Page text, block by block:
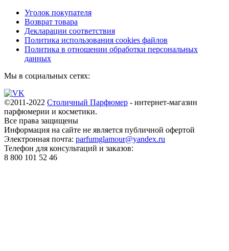
Уголок покупателя
Возврат товара
Декларации соответствия
Политика использования cookies файлов
Политика в отношении обработки персональных
данных
Мы в социальных сетях:
©2011-2022 Столичный Парфюмер - интернет-магазин
парфюмерии и косметики.
Все права защищены
Информация на сайте не является публичной офертой
Электронная почта: parfumglamour@yandex.ru
Телефон для консультаций и заказов:
8 800 101 52 46